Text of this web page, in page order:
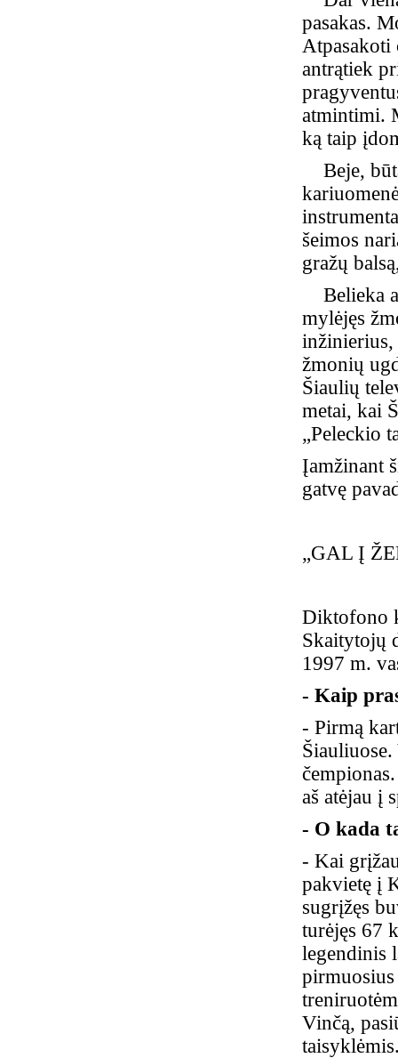
pasakas.
Atpasakoti
antrątiek
atmintimi.
ką taip
Beje,
šeimos
gražų
Belieka
mylėjęs
inžinierius,
žmonių
Šiaulių
metai, kai
„Peleckio
Įamžinant
gatvę
„GAL Į
Diktofono
Skaitytojų
1997 m.
- Kaip
- Pirmą
aš atėjau į
- O kada
- Kai
pakvietę į
sugrįžęs
turėjęs 67
legendinis
Vinčą,